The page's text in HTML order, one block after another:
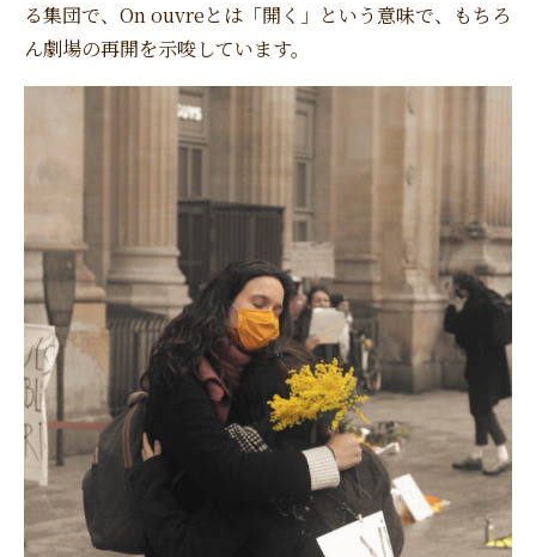
る集団で、On ouvreとは「開く」という意味で、もちろ
ん劇場の再開を示唆しています。